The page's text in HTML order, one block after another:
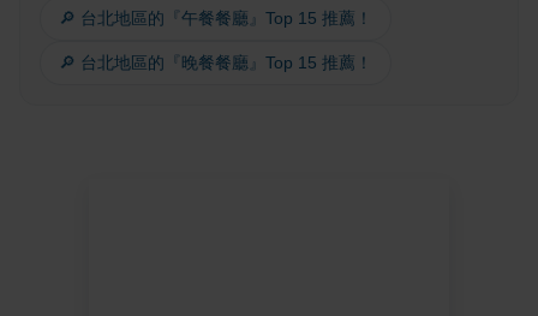
🔎 台北地區的『午餐餐廳』Top 15 推薦！
🔎 台北地區的『晚餐餐廳』Top 15 推薦！